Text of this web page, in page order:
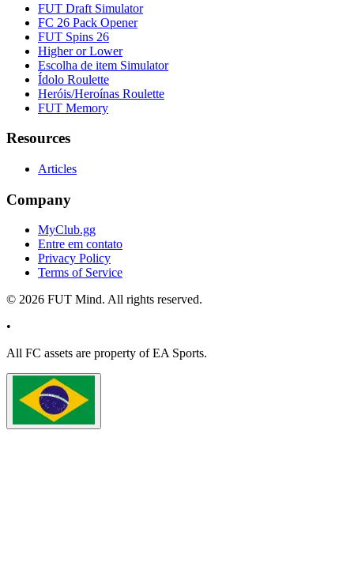
FUT Draft Simulator
FC 26 Pack Opener
FUT Spins 26
Higher or Lower
Escolha de item Simulator
Ídolo Roulette
Heróis/Heroínas Roulette
FUT Memory
Resources
Articles
Company
MyClub.gg
Entre em contato
Privacy Policy
Terms of Service
© 2026 FUT Mind. All rights reserved.
•
All FC assets are property of EA Sports.